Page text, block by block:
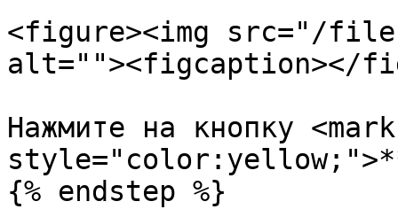
<figure><img src="/
alt=""><figcaption></
Нажмите на кнопку <mark
{% endstep %}